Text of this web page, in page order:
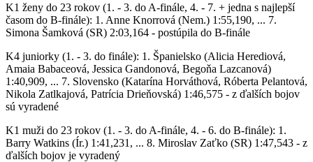
K1 ženy do 23 rokov (1. - 3. do A-finále, 4. - 7. + jedna s najlepší
časom do B-finále): 1. Anne Knorrová (Nem.) 1:55,190, ... 7.
Simona Šamková (SR) 2:03,164 - postúpila do B-finále
K4 juniorky (1. - 3. do finále): 1. Španielsko (Alicia Herediová,
Amaia Babaceová, Jessica Gandonová, Begoňa Lazcanová)
1:40,909, ... 7. Slovensko (Katarína Horváthová, Róberta Pelantová,
Nikola Zatlkajová, Patrícia Drieňovská) 1:46,575 - z ďalších bojov
sú vyradené
K1 muži do 23 rokov (1. - 3. do A-finále, 4. - 6. do B-finále): 1.
Barry Watkins (Ír.) 1:41,231, ... 8. Miroslav Zaťko (SR) 1:47,543 - z
ďalších bojov je vyradený